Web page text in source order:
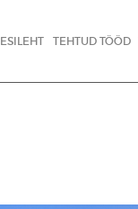
ESILEHT TEHTUD TÖÖD